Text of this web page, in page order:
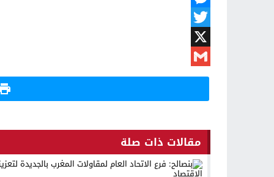
Messenger
Twitter
X
Gmail
مقالات ذات صلة